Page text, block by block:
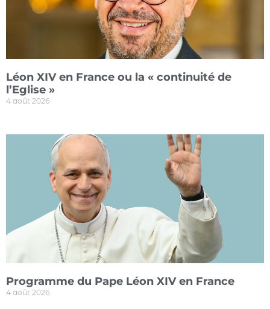
Léon XIV en France ou la « continuité de
l’Eglise »
4 août 2026
Programme du Pape Léon XIV en France
4 août 2026